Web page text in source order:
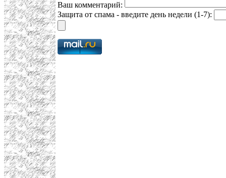
Ваш комментарий:
Защита от спама - введите день недели (1-7):